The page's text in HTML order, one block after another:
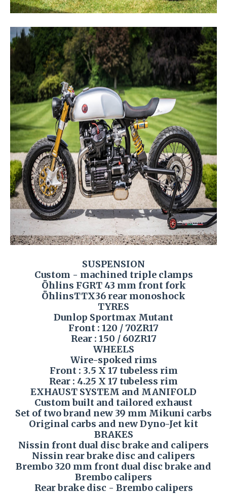
SUSPENSION
Custom - machined triple clamps
Öhlins FGRT 43 mm front fork
ÖhlinsTTX36 rear monoshock
TYRES
Dunlop Sportmax Mutant
Front : 120 / 70ZR17
Rear : 150 / 60ZR17
WHEELS
Wire-spoked rims
Front : 3.5 X 17 tubeless rim
Rear : 4.25 X 17 tubeless rim
EXHAUST SYSTEM and MANIFOLD
Custom built and tailored exhaust
Set of two brand new 39 mm Mikuni carbs
Original carbs and new Dyno-Jet kit
BRAKES
Nissin front dual disc brake and calipers
Nissin rear brake disc and calipers
Brembo 320 mm front dual disc brake and
Brembo calipers
Rear brake disc - Brembo calipers